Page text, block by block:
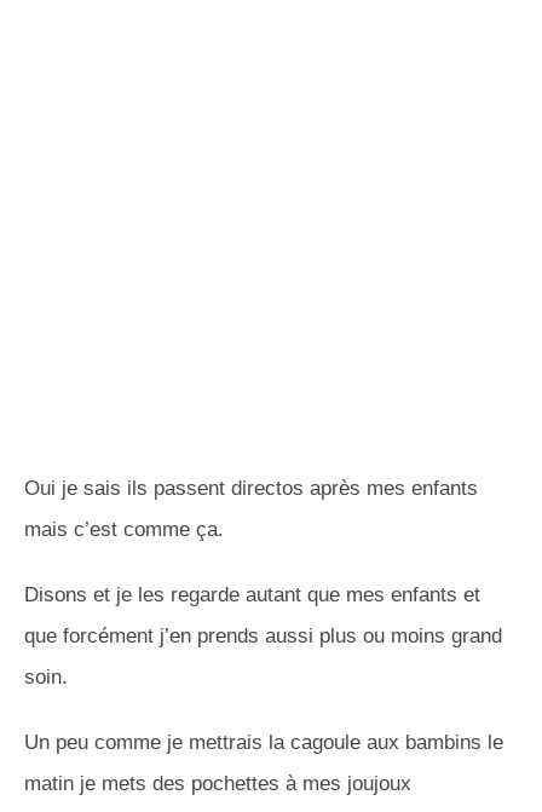
Oui je sais ils passent directos après mes enfants
mais c’est comme ça.
Disons et je les regarde autant que mes enfants et
que forcément j’en prends aussi plus ou moins grand
soin.
Un peu comme je mettrais la cagoule aux bambins le
matin je mets des pochettes à mes joujoux